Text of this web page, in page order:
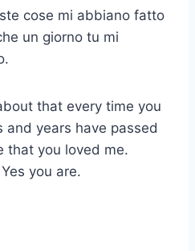
cose mi abbiano fatto
un giorno tu mi
that every time you
and years have passed
that you loved me.
you are.